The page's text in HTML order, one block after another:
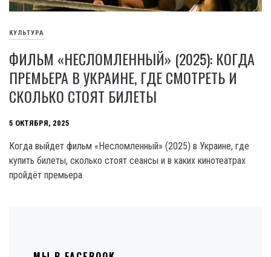
КУЛЬТУРА
ФИЛЬМ «НЕСЛОМЛЕННЫЙ» (2025): КОГДА
ПРЕМЬЕРА В УКРАИНЕ, ГДЕ СМОТРЕТЬ И
СКОЛЬКО СТОЯТ БИЛЕТЫ
5 ОКТЯБРЯ, 2025
Когда выйдет фильм «Несломленный» (2025) в Украине, где
купить билеты, сколько стоят сеансы и в каких кинотеатрах
пройдёт премьера.